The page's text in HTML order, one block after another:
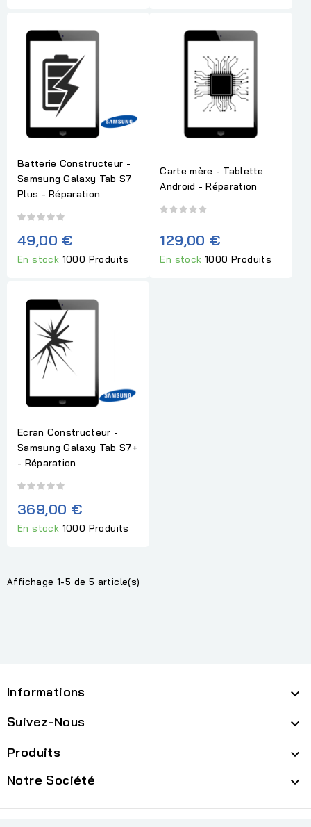
Batterie Constructeur -
Samsung Galaxy Tab S7
Plus - Réparation
49,00 €
En stock 1000 Produits
Carte mère - Tablette
Android - Réparation
129,00 €
En stock1000 Produits
Ecran Constructeur -
Samsung Galaxy Tab S7+
- Réparation
369,00 €
En stock 1000 Produits
Affichage 1-5 de 5 article(s)
Informations 
Suivez-Nous 
Produits 
Notre Société 